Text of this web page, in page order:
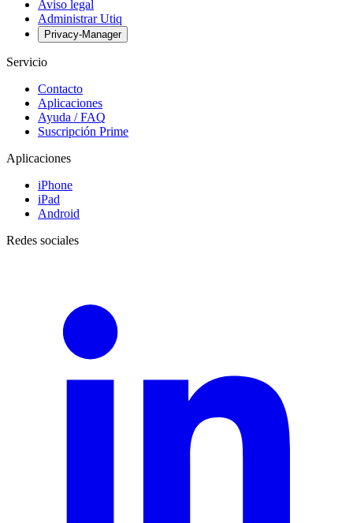
Aviso legal
Administrar Utiq
Privacy-Manager
Servicio
Contacto
Aplicaciones
Ayuda / FAQ
Suscripción Prime
Aplicaciones
iPhone
iPad
Android
Redes sociales